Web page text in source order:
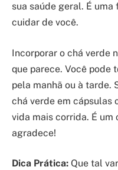
sua saúde geral. É
cuidar de você.
Incorporar o chá verde
que parece. Você pode
pela manhã ou à tarde.
chá verde em cápsulas
vida mais corrida. É um
agradece!
Dica Prática: Que tal